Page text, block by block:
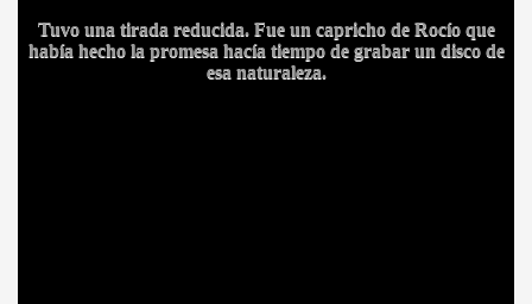
Tuvo una tirada reducida. Fue un capricho de Rocío que
había hecho la promesa hacía tiempo de grabar un disco de
esa naturaleza.